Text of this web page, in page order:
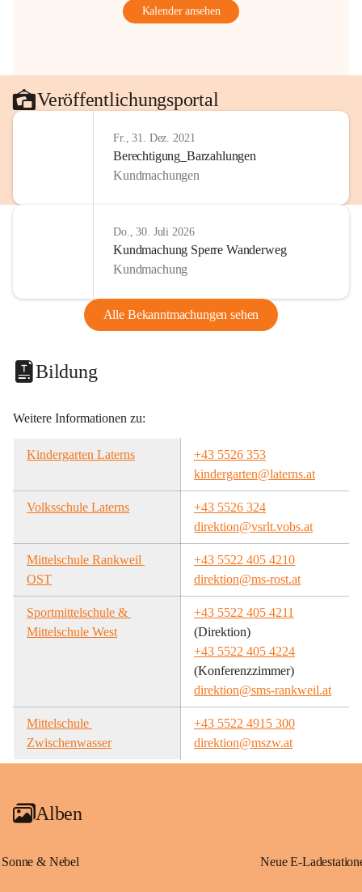
Kalender ansehen
Veröffentlichungsportal
Fr., 31. Dez. 2021
Berechtigung_Barzahlungen
Kundmachungen
Do., 30. Juli 2026
Kundmachung Sperre Wanderweg
Kundmachung
Alle Bekanntmachungen sehen
Bildung
Weitere Informationen zu:
Kindergarten Laterns
+43 5526 353
kindergarten@laterns.at
Volksschule Laterns
+43 5526 324
direktion@vsrlt.vobs.at
Mittelschule Rankweil
OST
+43 5522 405 4210
direktion@ms-rost.at
Sportmittelschule &
Mittelschule West
+43 5522 405 4211
(Direktion)
+43 5522 405 4224
(Konferenzzimmer)
direktion@sms-rankweil.at
Mittelschule
Zwischenwasser
+43 5522 4915 300
direktion@mszw.at
Alben
Sonne & Nebel